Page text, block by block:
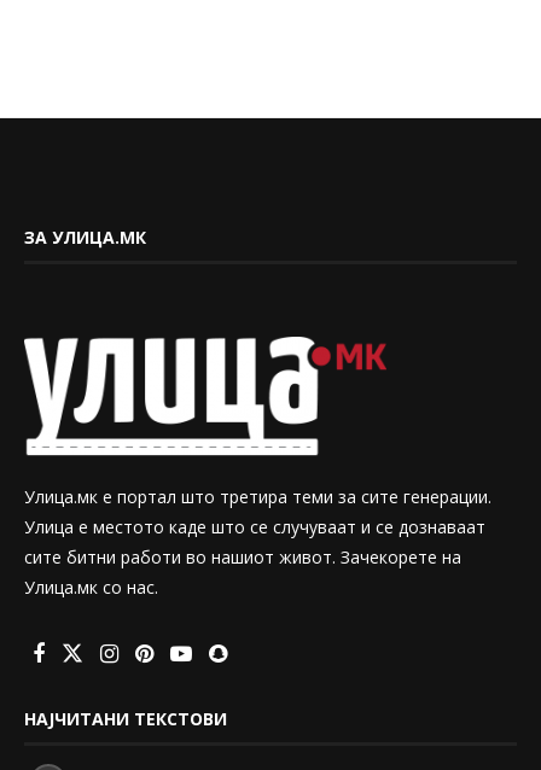
ЗА УЛИЦА.МК
Улица.мк е портал што третира теми за сите генерации.
Улица е местото каде што се случуваат и се дознаваат
сите битни работи во нашиот живот. Зачекорете на
Улица.мк со нас.
НАЈЧИТАНИ ТЕКСТОВИ